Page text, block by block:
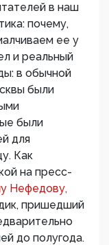
в наш
почему,
ее у
и реальный
в обычной
были
были
для
Как
на пресс-
Нефедову,
пришедший
до полугода.